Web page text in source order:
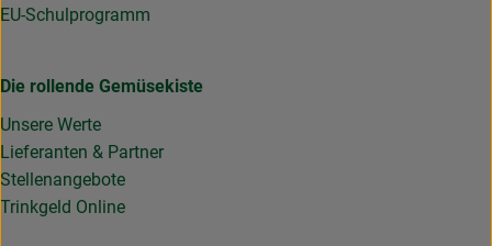
EU-Schulprogramm
Die rollende Gemüsekiste
Unsere Werte
Lieferanten & Partner
Stellenangebote
Trinkgeld Online